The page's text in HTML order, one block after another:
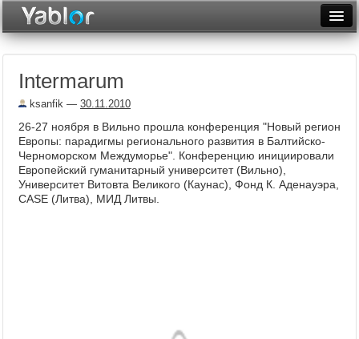
Рейтинги
Архив
Intermarum
ksanfik — 30.11.2010
26-27 ноября в Вильно прошла конференция "Новый регион
Европы: парадигмы регионального развития в Балтийско-
Черноморском Междуморье". Конференцию инициировали
Европейский гуманитарный университет (Вильно),
Университет Витовта Великого (Каунас), Фонд К. Аденауэра,
CASE (Литва), МИД Литвы.